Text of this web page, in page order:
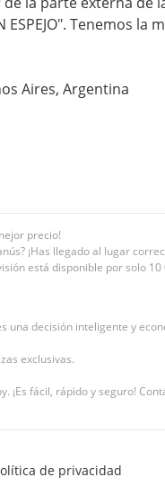
Tenemos la
Aires, Argentina
precio!
¡Has llegado al lugar
está disponible por solo
una decisión inteligente y
exclusivas.
fácil, rápido y seguro!
de privacidad